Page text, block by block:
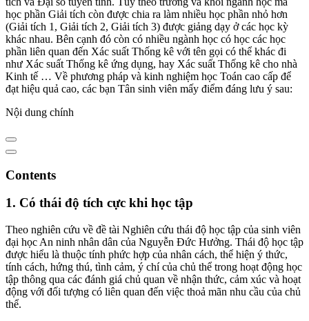
học phần Giải tích còn được chia ra làm nhiều học phần nhỏ hơn
(Giải tích 1, Giải tích 2, Giải tích 3) được giảng dạy ở các học kỳ
khác nhau. Bên cạnh đó còn có nhiều ngành học có học các học
phần liên quan đến Xác suất Thống kê với tên gọi có thể khác đi
như Xác suất Thống kê ứng dụng, hay Xác suất Thống kê cho nhà
Kinh tế … Về phương pháp và kinh nghiệm học Toán cao cấp để
đạt hiệu quả cao, các bạn Tân sinh viên mấy điểm đáng lưu ý sau:
Nội dung chính
Contents
1. Có thái độ tích cực khi học tập
Theo nghiên cứu về đề tài Nghiên cứu thái độ học tập của sinh viên
đại học An ninh nhân dân của Nguyễn Đức Hưởng. Thái độ học tập
được hiểu là thuộc tính phức hợp của nhân cách, thể hiện ý thức,
tính cách, hứng thú, tình cảm, ý chí của chủ thể trong hoạt động học
tập thông qua các đánh giá chủ quan về nhận thức, cảm xúc và hoạt
động với đối tượng có liên quan đến việc thoả mãn nhu cầu của chủ
thể.